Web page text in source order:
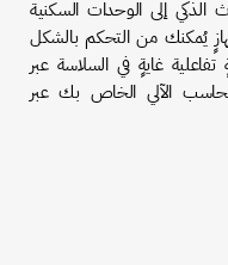
الذكي إلى الوحدات السكنية
يُمكنك من التحكم بالشكل
غايةٍ في السلاسة عبر
الآلي الخاص بك عبر